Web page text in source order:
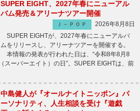
SUPER EIGHT、2027年春にニューアル
バム発売＆アリーナツアー開催
Ｊ－ＰＯＰ
2026年8月8日
SUPER EIGHTが、2027年春にニューアルバ
ムをリリースし、アリーナツアーを開催する。
本情報の発表が行われた日は、“令和8年8月8
スーパーエイト）の日”。SUPER EIGHTは、前
中島健人が『オールナイトニッポン』パ
ーソナリティ、人生相談を受け『遊戯